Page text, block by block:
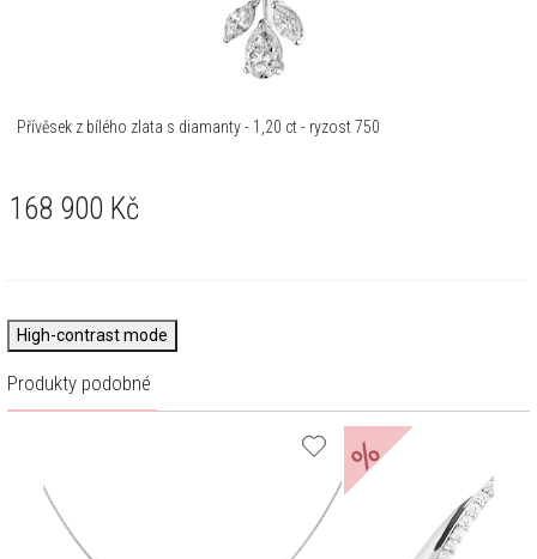
Přívěsek z bílého zlata s diamanty - 1,20 ct - ryzost 750
168 900 Kč
High-contrast mode
Produkty podobné
%